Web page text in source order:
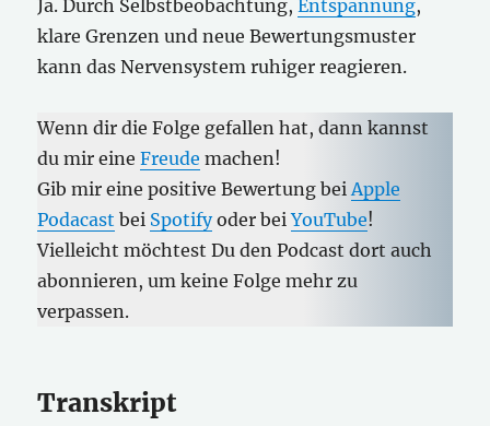
Ja. Durch Selbstbeobachtung,Entspannung,
klare Grenzen und neue Bewertungsmuster
kann das Nervensystem ruhiger reagieren.
Wenn dir die Folge gefallen hat, dann kannst
du mir eineFreude machen!
Gib mir eine positive Bewertung beiApple
Podacast bei Spotifyoder beiYouTube!
Vielleicht möchtest Du den Podcast dort auch
abonnieren, um keine Folge mehr zu
verpassen.
Transkript